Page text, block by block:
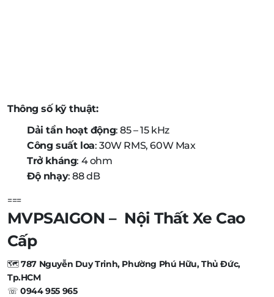
Thông số kỹ thuật:
Dải tần hoạt động: 85 – 15 kHz
Công suất loa: 30W RMS, 60W Max
Trở kháng: 4 ohm
Độ nhạy: 88 dB
===
MVPSAIGON – Nội Thất Xe Cao
Cấp
🗺️787 Nguyễn Duy Trinh, Phường Phú Hữu, Thủ Đức,
Tp.HCM
☏0944 955 965